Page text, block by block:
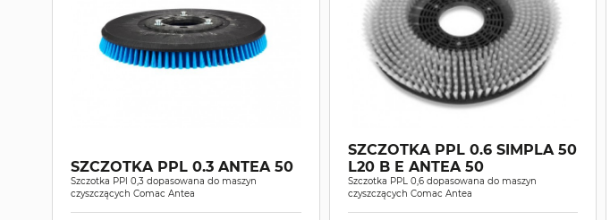
SZCZOTKA PPL 0.3 ANTEA 50
Szczotka PPl 0,3 dopasowana do maszyn
czyszczących Comac Antea
SZCZOTKA PPL 0.6 SIMPLA 50
L20 B E ANTEA 50
Szczotka PPL 0,6 dopasowana do maszyn
czyszczących Comac Antea